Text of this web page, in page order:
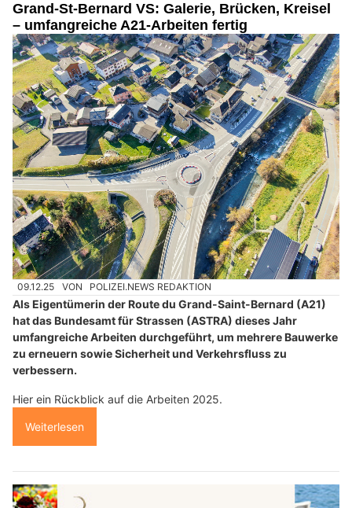
Grand-St-Bernard VS: Galerie, Brücken, Kreisel
– umfangreiche A21-Arbeiten fertig
09.12.25 VON POLIZEI.NEWS REDAKTION
Als Eigentümerin der Route du Grand-Saint-Bernard (A21)
hat das Bundesamt für Strassen (ASTRA) dieses Jahr
umfangreiche Arbeiten durchgeführt, um mehrere Bauwerke
zu erneuern sowie Sicherheit und Verkehrsfluss zu
verbessern.
Hier ein Rückblick auf die Arbeiten 2025.
Weiterlesen